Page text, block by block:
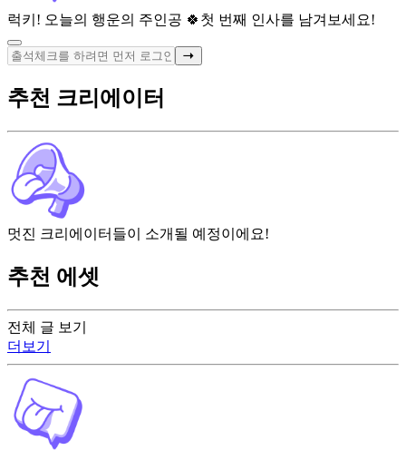
럭키! 오늘의 행운의 주인공 🍀 첫 번째 인사를 남겨보세요!
전체 글 보기
더보기
추천 크리에이터
멋진 크리에이터들이 소개될 예정이에요!
추천 에셋